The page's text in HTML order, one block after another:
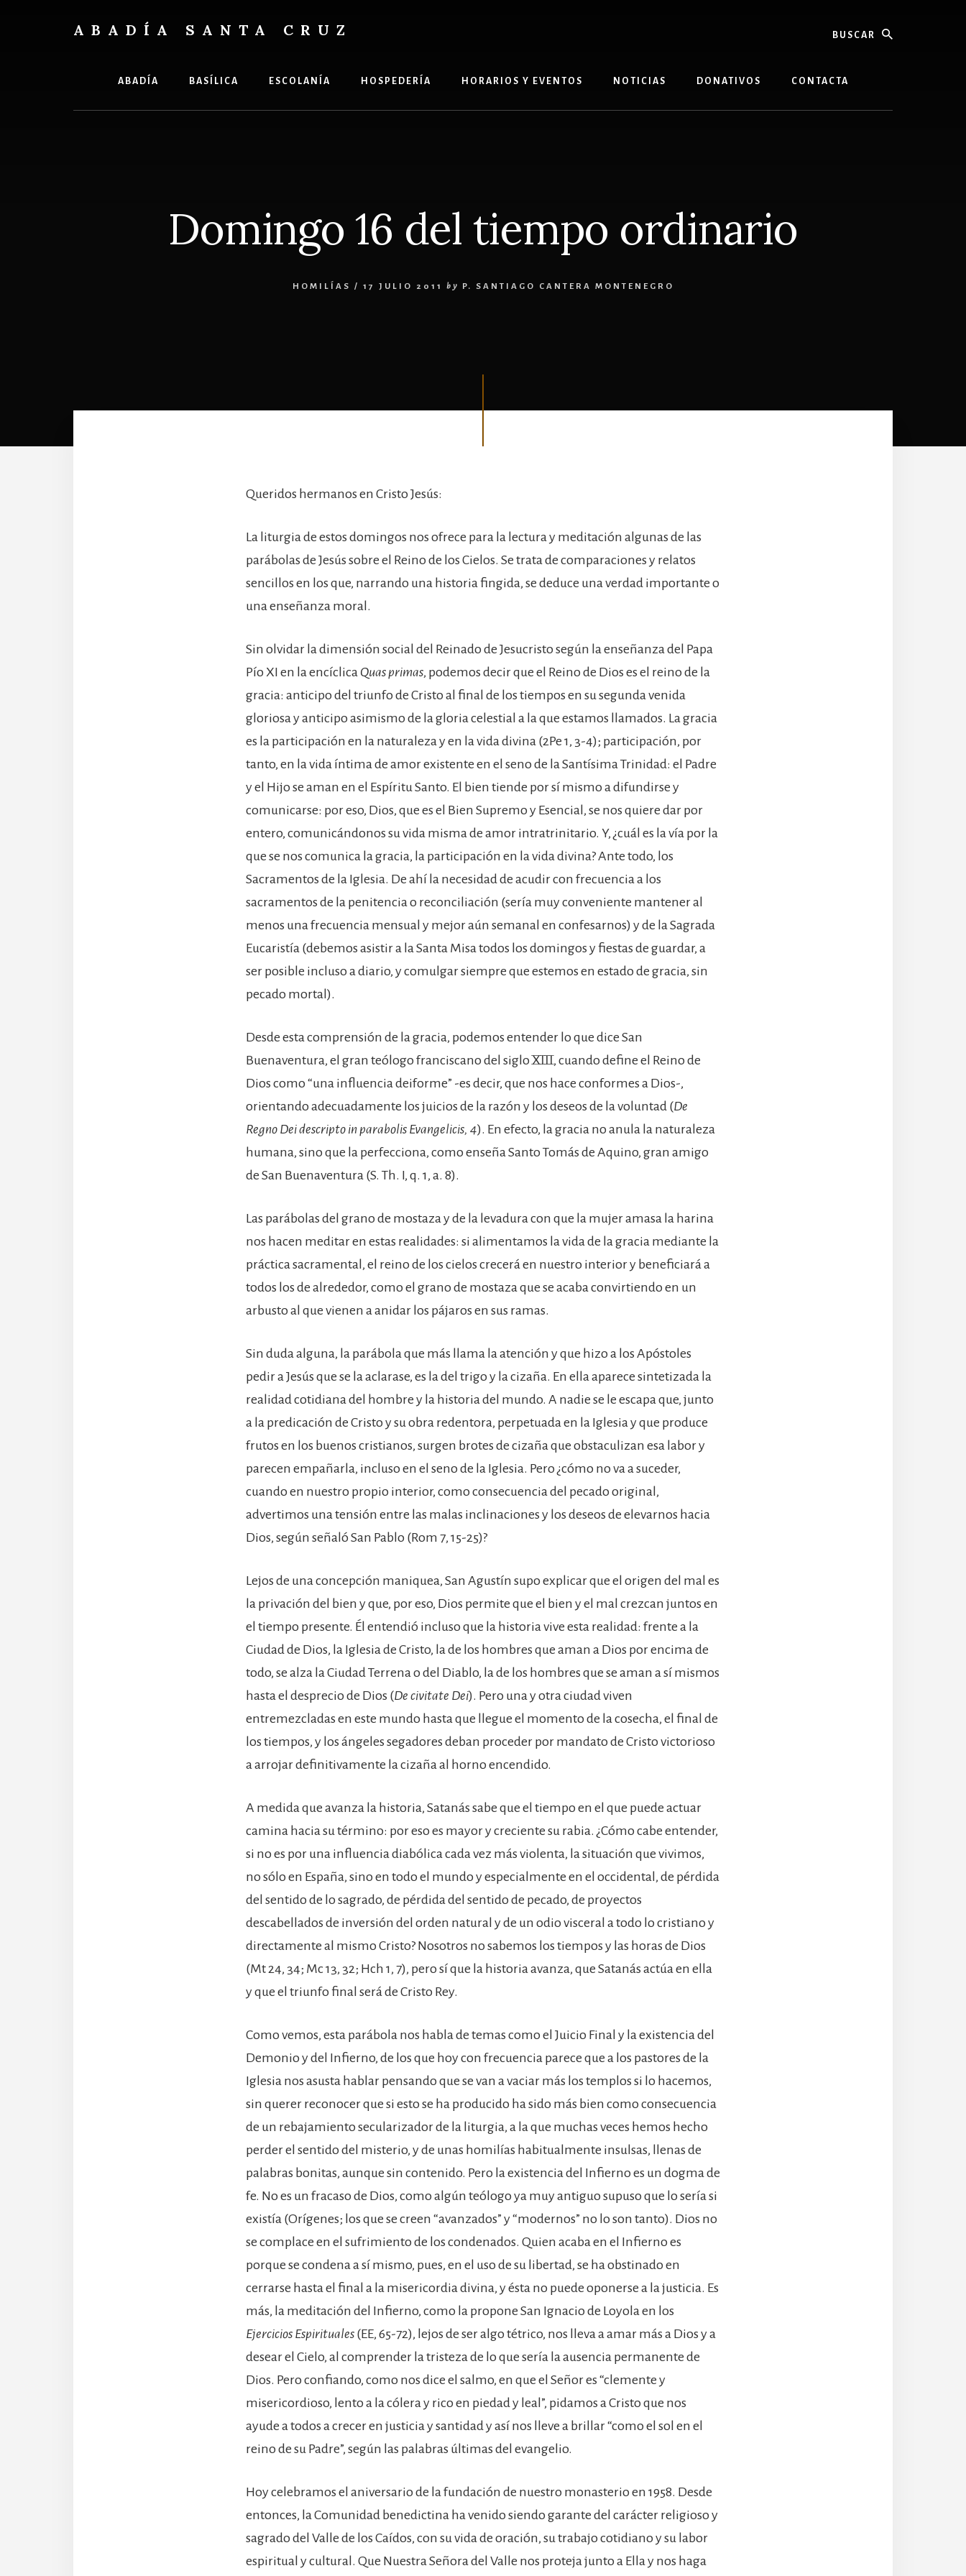
ABADÍA SANTA CRUZ
ABADÍA BASÍLICA ESCOLANÍA HOSPEDERÍA HORARIOS Y EVENTOS NOTICIAS DONATIVOS CONTACTA
Domingo 16 del tiempo ordinario
HOMILÍAS / 17 JULIO 2011 by P. SANTIAGO CANTERA MONTENEGRO
Queridos hermanos en Cristo Jesús:
La liturgia de estos domingos nos ofrece para la lectura y meditación algunas de las
parábolas de Jesús sobre el Reino de los Cielos. Se trata de comparaciones y relatos
sencillos en los que, narrando una historia fingida, se deduce una verdad importante o
una enseñanza moral.
Sin olvidar la dimensión social del Reinado de Jesucristo según la enseñanza del Papa
Pío XI en la encíclica Quas primas, podemos decir que el Reino de Dios es el reino de la
gracia: anticipo del triunfo de Cristo al final de los tiempos en su segunda venida
gloriosa y anticipo asimismo de la gloria celestial a la que estamos llamados. La gracia
es la participación en la naturaleza y en la vida divina (2Pe 1, 3-4); participación, por
tanto, en la vida íntima de amor existente en el seno de la Santísima Trinidad: el Padre
y el Hijo se aman en el Espíritu Santo. El bien tiende por sí mismo a difundirse y
comunicarse: por eso, Dios, que es el Bien Supremo y Esencial, se nos quiere dar por
entero, comunicándonos su vida misma de amor intratrinitario. Y, ¿cuál es la vía por la
que se nos comunica la gracia, la participación en la vida divina? Ante todo, los
Sacramentos de la Iglesia. De ahí la necesidad de acudir con frecuencia a los
sacramentos de la penitencia o reconciliación (sería muy conveniente mantener al
menos una frecuencia mensual y mejor aún semanal en confesarnos) y de la Sagrada
Eucaristía (debemos asistir a la Santa Misa todos los domingos y fiestas de guardar, a
ser posible incluso a diario, y comulgar siempre que estemos en estado de gracia, sin
pecado mortal).
Desde esta comprensión de la gracia, podemos entender lo que dice San
Buenaventura, el gran teólogo franciscano del siglo XIII, cuando define el Reino de
Dios como “una influencia deiforme” -es decir, que nos hace conformes a Dios-,
orientando adecuadamente los juicios de la razón y los deseos de la voluntad (De
Regno Dei descripto in parabolis Evangelicis, 4). En efecto, la gracia no anula la naturaleza
humana, sino que la perfecciona, como enseña Santo Tomás de Aquino, gran amigo
de San Buenaventura (S. Th. I, q. 1, a. 8).
Las parábolas del grano de mostaza y de la levadura con que la mujer amasa la harina
nos hacen meditar en estas realidades: si alimentamos la vida de la gracia mediante la
práctica sacramental, el reino de los cielos crecerá en nuestro interior y beneficiará a
todos los de alrededor, como el grano de mostaza que se acaba convirtiendo en un
arbusto al que vienen a anidar los pájaros en sus ramas.
Sin duda alguna, la parábola que más llama la atención y que hizo a los Apóstoles
pedir a Jesús que se la aclarase, es la del trigo y la cizaña. En ella aparece sintetizada la
realidad cotidiana del hombre y la historia del mundo. A nadie se le escapa que, junto
a la predicación de Cristo y su obra redentora, perpetuada en la Iglesia y que produce
frutos en los buenos cristianos, surgen brotes de cizaña que obstaculizan esa labor y
parecen empañarla, incluso en el seno de la Iglesia. Pero ¿cómo no va a suceder,
cuando en nuestro propio interior, como consecuencia del pecado original,
advertimos una tensión entre las malas inclinaciones y los deseos de elevarnos hacia
Dios, según señaló San Pablo (Rom 7, 15-25)?
Lejos de una concepción maniquea, San Agustín supo explicar que el origen del mal es
la privación del bien y que, por eso, Dios permite que el bien y el mal crezcan juntos en
el tiempo presente. Él entendió incluso que la historia vive esta realidad: frente a la
Ciudad de Dios, la Iglesia de Cristo, la de los hombres que aman a Dios por encima de
todo, se alza la Ciudad Terrena o del Diablo, la de los hombres que se aman a sí mismos
hasta el desprecio de Dios (De civitate Dei). Pero una y otra ciudad viven
entremezcladas en este mundo hasta que llegue el momento de la cosecha, el final de
los tiempos, y los ángeles segadores deban proceder por mandato de Cristo victorioso
a arrojar definitivamente la cizaña al horno encendido.
A medida que avanza la historia, Satanás sabe que el tiempo en el que puede actuar
camina hacia su término: por eso es mayor y creciente su rabia. ¿Cómo cabe entender,
si no es por una influencia diabólica cada vez más violenta, la situación que vivimos,
no sólo en España, sino en todo el mundo y especialmente en el occidental, de pérdida
del sentido de lo sagrado, de pérdida del sentido de pecado, de proyectos
descabellados de inversión del orden natural y de un odio visceral a todo lo cristiano y
directamente al mismo Cristo? Nosotros no sabemos los tiempos y las horas de Dios
(Mt 24, 34; Mc 13, 32; Hch 1, 7), pero sí que la historia avanza, que Satanás actúa en ella
y que el triunfo final será de Cristo Rey.
Como vemos, esta parábola nos habla de temas como el Juicio Final y la existencia del
Demonio y del Infierno, de los que hoy con frecuencia parece que a los pastores de la
Iglesia nos asusta hablar pensando que se van a vaciar más los templos si lo hacemos,
sin querer reconocer que si esto se ha producido ha sido más bien como consecuencia
de un rebajamiento secularizador de la liturgia, a la que muchas veces hemos hecho
perder el sentido del misterio, y de unas homilías habitualmente insulsas, llenas de
palabras bonitas, aunque sin contenido. Pero la existencia del Infierno es un dogma de
fe. No es un fracaso de Dios, como algún teólogo ya muy antiguo supuso que lo sería si
existía (Orígenes; los que se creen “avanzados” y “modernos” no lo son tanto). Dios no
se complace en el sufrimiento de los condenados. Quien acaba en el Infierno es
porque se condena a sí mismo, pues, en el uso de su libertad, se ha obstinado en
cerrarse hasta el final a la misericordia divina, y ésta no puede oponerse a la justicia. Es
más, la meditación del Infierno, como la propone San Ignacio de Loyola en los
Ejercicios Espirituales (EE, 65-72), lejos de ser algo tétrico, nos lleva a amar más a Dios y a
desear el Cielo, al comprender la tristeza de lo que sería la ausencia permanente de
Dios. Pero confiando, como nos dice el salmo, en que el Señor es “clemente y
misericordioso, lento a la cólera y rico en piedad y leal”, pidamos a Cristo que nos
ayude a todos a crecer en justicia y santidad y así nos lleve a brillar “como el sol en el
reino de su Padre”, según las palabras últimas del evangelio.
Hoy celebramos el aniversario de la fundación de nuestro monasterio en 1958. Desde
entonces, la Comunidad benedictina ha venido siendo garante del carácter religioso y
sagrado del Valle de los Caídos, con su vida de oración, su trabajo cotidiano y su labor
espiritual y cultural. Que Nuestra Señora del Valle nos proteja junto a Ella y nos haga